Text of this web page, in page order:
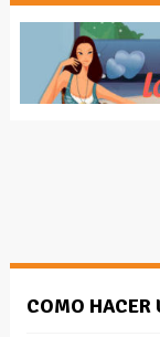
COMO HACER